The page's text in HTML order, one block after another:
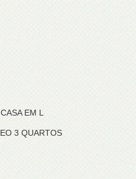
EM L
3 QUARTOS